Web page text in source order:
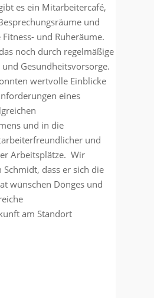
es ein Mitarbeitercafé,
und
und Ruheräume.
noch durch regelmäßige
Gesundheitsvorsorge.
wertvolle Einblicke
eines
und in die
und
Arbeitsplätze. Wir
Schmidt, dass er sich die
wünschen Dönges und
am Standort